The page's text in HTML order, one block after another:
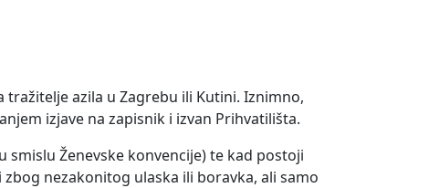
azila u Zagrebu ili Kutini. Iznimno,
izjave na zapisnik i izvan Prihvatilišta.
Ženevske konvencije) te kad postoji
nezakonitog ulaska ili boravka, ali samo